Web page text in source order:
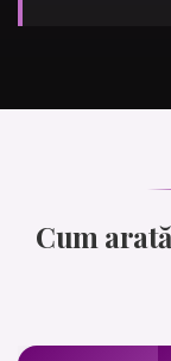
Cum